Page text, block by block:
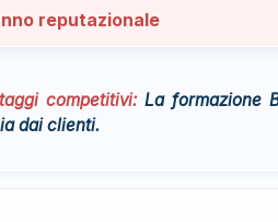
reputazionale
competitivi:La formazione
dai clienti.